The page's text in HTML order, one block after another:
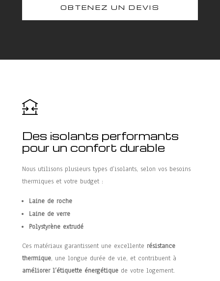
OBTENEZ UN DEVIS
Des isolants performants
pour un confort durable
Nous utilisons plusieurs types d’isolants, selon vos besoins
thermiques et votre budget :
Laine de roche
Laine de verre
Polystyrène extrudé
Ces matériaux garantissent une excellente résistance
thermique, une longue durée de vie, et contribuent à
améliorer l’étiquette énergétiquede votre logement.